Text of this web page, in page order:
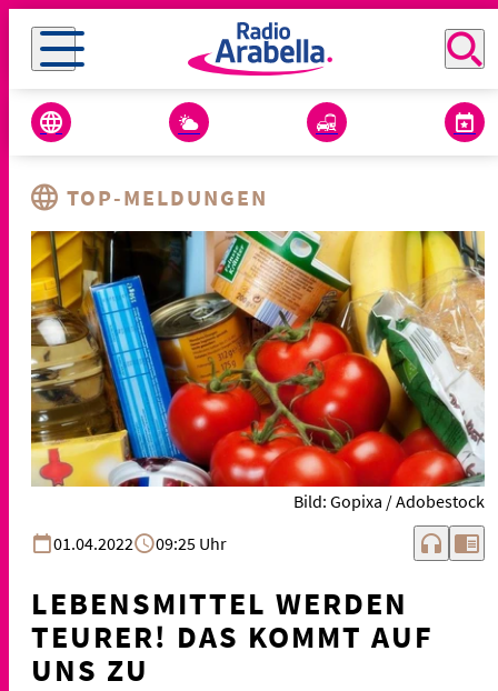
TOP-MELDUNGEN
Bild: Gopixa / Adobestock
01.04.2022
09:25 Uhr headphones chrome_reader_mode
LEBENSMITTEL WERDEN
TEURER! DAS KOMMT AUF
UNS ZU